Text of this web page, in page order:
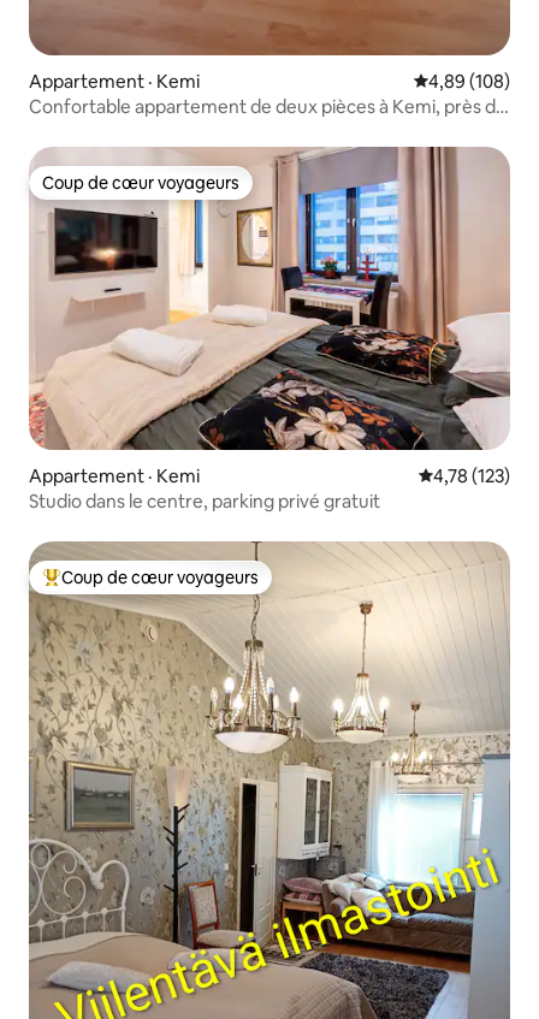
Appartement · Kemi Note
4,89 (108)
Confortable appartement de deux pièces à Kemi, près de
Coup de cœur voyageurs
Coup de cœur voyageurs
Appartement · Kemi Note
4,78 (123)
Studio dans le centre, parking privé gratuit
Coup de cœur voyageurs parmi les plus aimés
Coup de cœur voyageurs